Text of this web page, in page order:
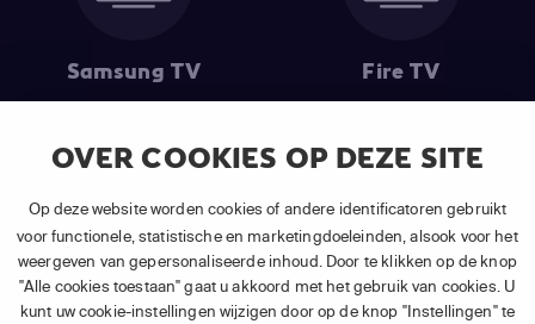
OVER COOKIES OP DEZE SITE
Op deze website worden cookies of andere identificatoren gebruikt
voor functionele, statistische en marketingdoeleinden, alsook voor het
weergeven van gepersonaliseerde inhoud. Door te klikken op de knop
"Alle cookies toestaan" gaat u akkoord met het gebruik van cookies. U
kunt uw cookie-instellingen wijzigen door op de knop "Instellingen" te
Samsung TV Fire TV
(1) De eerste 30 dagen gratis: Geldig op alle nieuwe abonnementen
van APP TV Light, Basic of Plus.
(2) Prijs abonnement : Incl. BTW.
(3) Restart & Replayis beschikbaar voorvolgende zendersafhankelijk
van je gekozen pakket.